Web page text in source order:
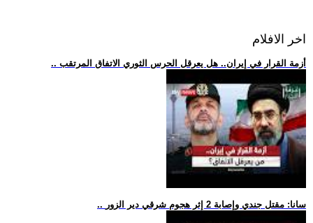
اخر الافلام
.. أزمة القرار في إيران.. هل يعرقل الحرس الثوري الاتفاق المرتقب
.. سانا: مقتل جندي وإصابة 2 إثر هجوم شرقي دير الزور